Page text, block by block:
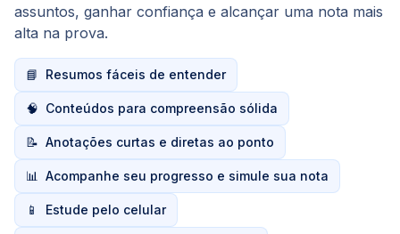
assuntos, ganhar confiança e alcançar uma nota mais
alta na prova.
📘 Resumos fáceis de entender
🧠 Conteúdos para compreensão sólida
📝 Anotações curtas e diretas ao ponto
📊 Acompanhe seu progresso e simule sua nota
📱 Estude pelo celular